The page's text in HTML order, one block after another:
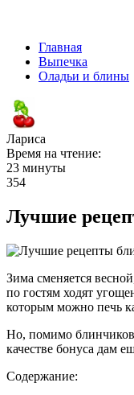
Главная
Выпечка
Оладьи и блины
Лариса
Время на чтение:
23 минуты
354
Лучшие
Зима сменяется
по гостям ходят
которым можно печь
Но, помимо блинчиков
качестве бонуса дам
Содержание: